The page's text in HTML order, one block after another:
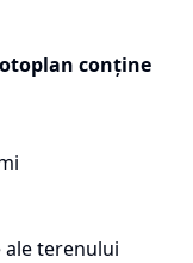
conține
terenului